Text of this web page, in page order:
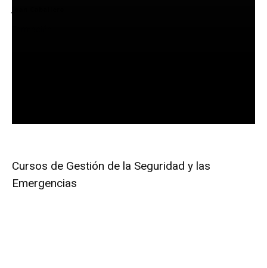
Cursos de Gestión de la Seguridad y las
Emergencias